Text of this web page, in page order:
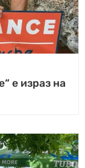
е израз на